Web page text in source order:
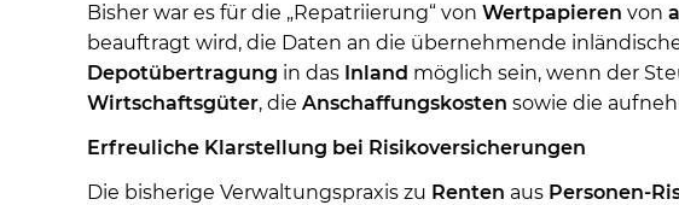
Bisher war es für die „Repatriierung“ von Wertpapieren von
beauftragt wird, die Daten an die übernehmende
Depotübertragung in das Inland möglich sein, wenn der
Wirtschaftsgüter, die Anschaffungskosten sowie die
Erfreuliche Klarstellung bei Risikoversicherungen
Die bisherige Verwaltungspraxis zu Renten aus Personen-